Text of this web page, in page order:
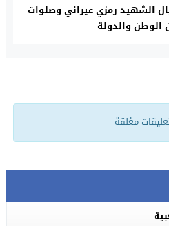
الذكرى 22 لإغتيال الشهيد رمزي عيراني وصلوات
الوطن والدولة
مغلقة